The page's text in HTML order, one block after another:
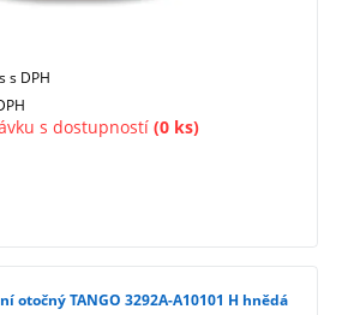
s DPH
s dostupností (0 ks)
otočný TANGO 3292A-A10101 H hnědá